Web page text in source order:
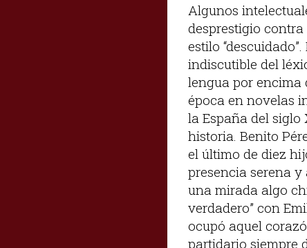
Algunos
desprestigio
estilo
indiscutible del
lengua por encima
época en novelas
la España del siglo
historia. Benito
el último de diez
presencia serena y
una mirada algo
verdadero” con
ocupó aquel
partidario siempre